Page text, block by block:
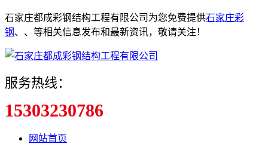
石家庄都成彩钢结构工程有限公司为您免费提供石家庄彩
钢、 、 等相关信息发布和最新资讯，敬请关注！
服务热线：
15303230786
网站首页